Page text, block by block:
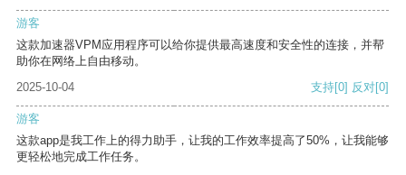
游客
这款加速器VPM应用程序可以给你提供最高速度和安全性的连接，并帮
助你在网络上自由移动。
2025-10-04
支持[0] 反对[0]
游客
这款app是我工作上的得力助手，让我的工作效率提高了50%，让我能够
更轻松地完成工作任务。